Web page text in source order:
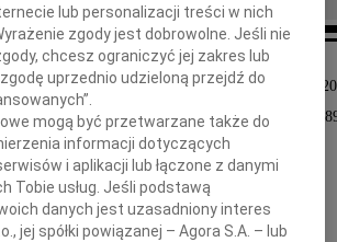
żalem zawiadamiamy, że w dniu 24 lipca
opatrzony świętymi sakramentami zmarł w wieku
lub personalizacji treści w nich
zgody jest dobrowolne. Jeśli nie
chcesz ograniczyć jej zakres lub
uprzednio udzieloną przejdź do
mogą być przetwarzane także do
informacji dotyczących
i aplikacji lub łączone z danymi
Tobie usług. Jeśli podstawą
danych jest uzasadniony interes
jej spółki powiązanej – Agora S.A. – lub